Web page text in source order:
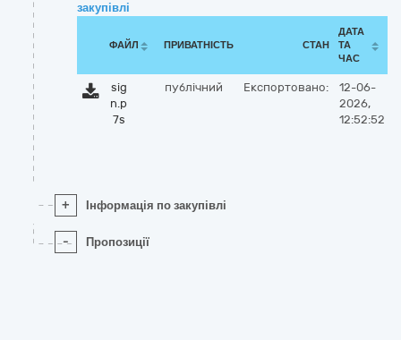
закупівлі
ФАЙЛ ПРИВАТНІСТЬ СТАН
ДАТА
ТА
ЧАС
sig
n.p
7s
публічний Експортовано:
12-06-
2026,
12:52:52
+ Інформація по закупівлі
- Пропозиції